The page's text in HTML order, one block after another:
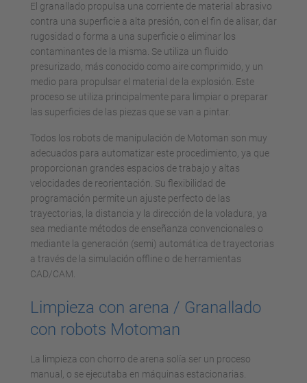
El granallado propulsa una corriente de material abrasivo
contra una superficie a alta presión, con el fin de alisar, dar
rugosidad o forma a una superficie o eliminar los
contaminantes de la misma. Se utiliza un fluido
presurizado, más conocido como aire comprimido, y un
medio para propulsar el material de la explosión. Este
proceso se utiliza principalmente para limpiar o preparar
las superficies de las piezas que se van a pintar.
Todos los robots de manipulación de Motoman son muy
adecuados para automatizar este procedimiento, ya que
proporcionan grandes espacios de trabajo y altas
velocidades de reorientación. Su flexibilidad de
programación permite un ajuste perfecto de las
trayectorias, la distancia y la dirección de la voladura, ya
sea mediante métodos de enseñanza convencionales o
mediante la generación (semi) automática de trayectorias
a través de la simulación offline o de herramientas
CAD/CAM.
Limpieza con arena / Granallado
con robots Motoman
La limpieza con chorro de arena solía ser un proceso
manual, o se ejecutaba en máquinas estacionarias.